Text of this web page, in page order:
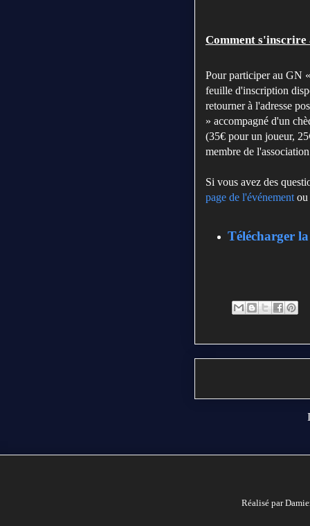
Comment s'inscrire
Pour participer au GN
feuille d'inscription
retourner à l'adresse
» accompagné d'un
(35€ pour un joueur,
membre de
Si vous avez des
page de l'événementou
Télécharger
Réalisé par